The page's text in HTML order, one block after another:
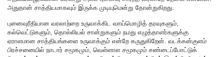
அதுதான் சாத்தியமாகவும் இருக்க முடியுமென்று தோன்றுகிறது.
புனைவுரீதியான வரலாற்றை உருவாக்கிட வாய்மொழித் தரவுகளும்,
கல்வெட்டுகளும், தொல்லியல் சான்றுகளும் நமது எழுத்தாளர்களுக்கு
ஏராளமான சாத்தியங்களை உருவாக்கும் என்றே கருதுகிறேன். வடக்கன்குளம்
பிரச்சனையில் நாடார் சமூகமும், வெள்ளாள சமூகமும் சண்டைப்போட்டுக்